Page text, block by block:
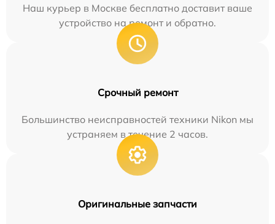
Наш курьер в Москве бесплатно доставит ваше
устройство на ремонт и обратно.
Срочный ремонт
Большинство неисправностей техники Nikon мы
устраняем в течение 2 часов.
Оригинальные запчасти